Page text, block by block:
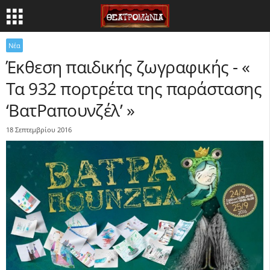
Νέα
Έκθεση παιδικής ζωγραφικής - «
Τα 932 πορτρέτα της παράστασης
‘ΒατΡαπουνζέλ’ »
18 Σεπτεμβρίου 2016